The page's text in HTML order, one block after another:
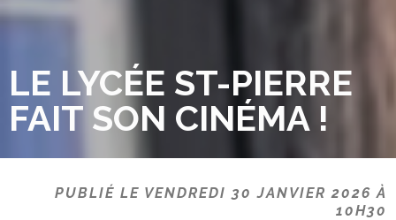
LE LYCÉE ST-PIERRE
FAIT SON CINÉMA !
PUBLIÉ LE VENDREDI 30 JANVIER 2026 À
10H30